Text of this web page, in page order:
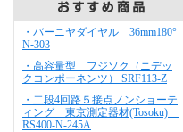
・バーニヤダイヤル 36mm180°
N-303
・高容量型 フジソク（ニデッ
クコンポーネンツ） SRF113-Z
・二段4回路５接点ノンショーテ
ィング 東京測定器材(Tosoku)
RS400-N-245A